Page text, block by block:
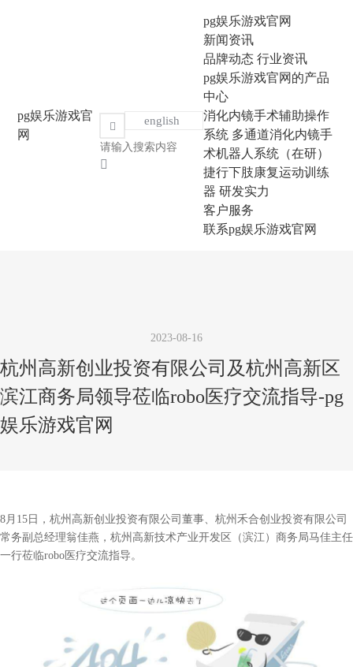
pg娱乐游戏官
网
english
pg娱乐游戏官网
新闻资讯
品牌动态 行业资讯
pg娱乐游戏官网的产品
中心
消化内镜手术辅助操作
系统 多通道消化内镜手
术机器人系统（在研）
捷行下肢康复运动训练
器 研发实力
客户服务
联系pg娱乐游戏官网
2023-08-16
杭州高新创业投资有限公司及杭州高新区
滨江商务局领导莅临robo医疗交流指导-pg
娱乐游戏官网
8月15日，杭州高新创业投资有限公司董事、杭州禾合创业投资有限公司
常务副总经理翁佳燕，杭州高新技术产业开发区（滨江）商务局马佳主任
一行莅临robo医疗交流指导。